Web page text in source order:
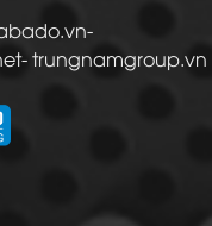
trungnamgroup.vn